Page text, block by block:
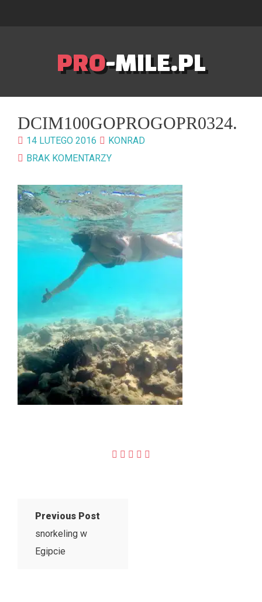
PRO-MILE.PL
DCIM100GOPROGOPR0324.
14 LUTEGO 2016
KONRAD
BRAK KOMENTARZY
Previous Post
snorkeling w
Egipcie